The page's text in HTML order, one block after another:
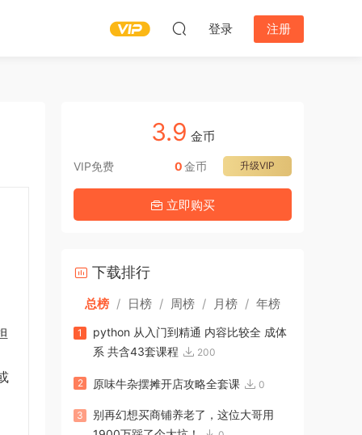
登录 注册
3.9 金币
VIP免费 升级VIP
0金币
立即购买
下载排行
总榜 / 日榜 / 周榜 / 月榜 / 年榜
1
python 从入门到精通 内容比较全 成体
系 共含43套课程
200
2 原味牛杂摆摊开店攻略全套课 0
3
别再幻想买商铺养老了，这位大哥用